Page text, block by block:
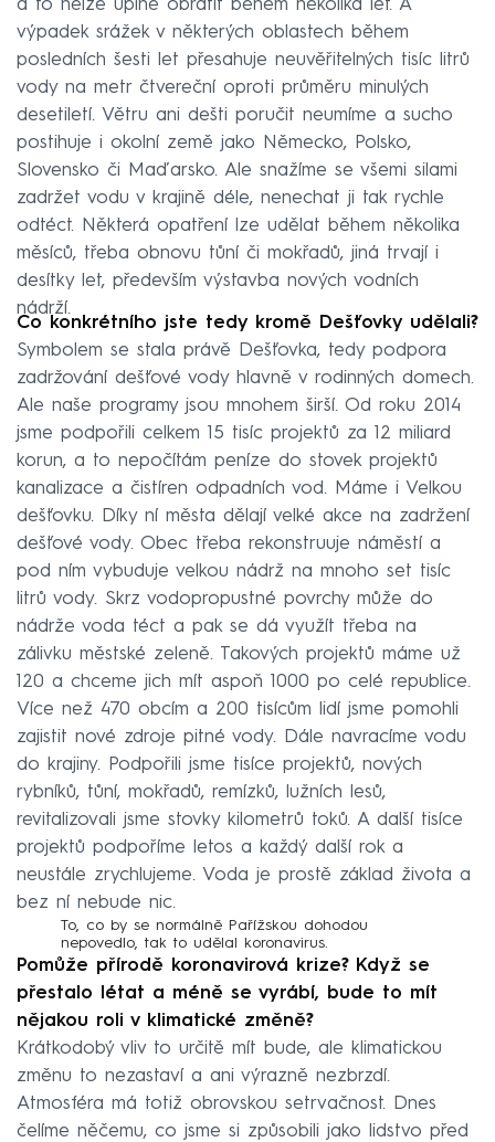
a to nelze úplně obrátit během několika let. A
výpadek srážek v některých oblastech během
posledních šesti let přesahuje neuvěřitelných tisíc litrů
vody na metr čtvereční oproti průměru minulých
desetiletí. Větru ani dešti poručit neumíme a sucho
postihuje i okolní země jako Německo, Polsko,
Slovensko či Maďarsko. Ale snažíme se všemi silami
zadržet vodu v krajině déle, nenechat ji tak rychle
odtéct. Některá opatření lze udělat během několika
měsíců, třeba obnovu tůní či mokřadů, jiná trvají i
desítky let, především výstavba nových vodních
nádrží.
Co konkrétního jste tedy kromě Dešťovky udělali?
Symbolem se stala právě Dešťovka, tedy podpora
zadržování dešťové vody hlavně v rodinných domech.
Ale naše programy jsou mnohem širší. Od roku 2014
jsme podpořili celkem 15 tisíc projektů za 12 miliard
korun, a to nepočítám peníze do stovek projektů
kanalizace a čistíren odpadních vod. Máme i Velkou
dešťovku. Díky ní města dělají velké akce na zadržení
dešťové vody. Obec třeba rekonstruuje náměstí a
pod ním vybuduje velkou nádrž na mnoho set tisíc
litrů vody. Skrz vodopropustné povrchy může do
nádrže voda téct a pak se dá využít třeba na
zálivku městské zeleně. Takových projektů máme už
120 a chceme jich mít aspoň 1000 po celé republice.
Více než 470 obcím a 200 tisícům lidí jsme pomohli
zajistit nové zdroje pitné vody. Dále navracíme vodu
do krajiny. Podpořili jsme tisíce projektů, nových
rybníků, tůní, mokřadů, remízků, lužních lesů,
revitalizovali jsme stovky kilometrů toků. A další tisíce
projektů podpoříme letos a každý další rok a
neustále zrychlujeme. Voda je prostě základ života a
bez ní nebude nic.
To, co by se normálně Pařížskou dohodou
nepovedlo, tak to udělal koronavirus.
Pomůže přírodě koronavirová krize? Když se
přestalo létat a méně se vyrábí, bude to mít
nějakou roli v klimatické změně?
Krátkodobý vliv to určitě mít bude, ale klimatickou
změnu to nezastaví a ani výrazně nezbrzdí.
Atmosféra má totiž obrovskou setrvačnost. Dnes
čelíme něčemu, co jsme si způsobili jako lidstvo před